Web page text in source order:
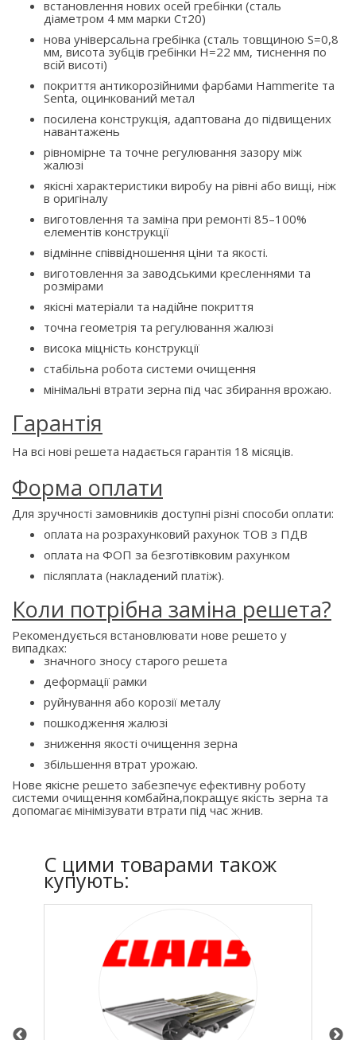
встановлення нових осей гребінки (сталь
діаметром 4 мм марки Ст20)
нова універсальна гребінка (сталь товщиною S=0,8
мм, висота зубців гребінки H=22 мм, тиснення по
всій висоті)
покриття антикорозійними фарбами Hammerite та
Senta, оцинкований метал
посилена конструкція, адаптована до підвищених
навантажень
рівномірне та точне регулювання зазору між
жалюзі
якісні характеристики виробу на рівні або вищі, ніж
в оригіналу
виготовлення та заміна при ремонті 85–100%
елементів конструкції
відмінне співвідношення ціни та якості.
виготовлення за заводськими кресленнями та
розмірами
якісні матеріали та надійне покриття
точна геометрія та регулювання жалюзі
висока міцність конструкції
стабільна робота системи очищення
мінімальні втрати зерна під час збирання врожаю.
Гарантія
На всі нові решета надається гарантія 18 місяців.
Форма оплати
Для зручності замовників доступні різні способи оплати:
оплата на розрахунковий рахунок ТОВ з ПДВ
оплата на ФОП за безготівковим рахунком
післяплата (накладений платіж).
Коли потрібна заміна решета?
Рекомендується встановлювати нове решето у
випадках:
значного зносу старого решета
деформації рамки
руйнування або корозії металу
пошкодження жалюзі
зниження якості очищення зерна
збільшення втрат урожаю.
Нове якісне решето забезпечує ефективну роботу
системи очищення комбайна,покращує якість зерна та
допомагає мінімізувати втрати під час жнив.
C цими товарами також
купують: